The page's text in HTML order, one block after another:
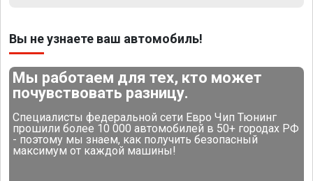
Вы не узнаете ваш автомобиль!
Мы работаем для тех, кто может
почувствовать разницу.
Специалисты федеральной сети Евро Чип Тюнинг
прошили более 10 000 автомобилей в 50+ городах РФ
- поэтому мы знаем, как получить безопасный
максимум от каждой машины!